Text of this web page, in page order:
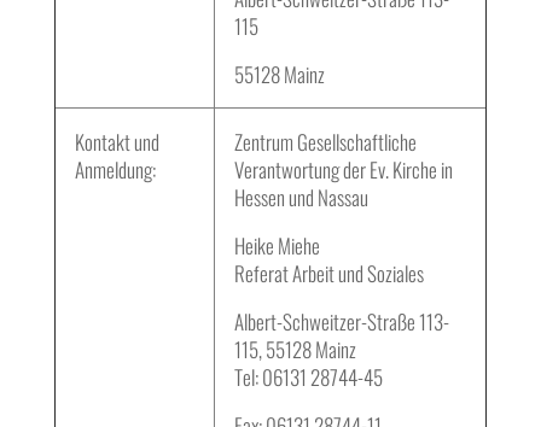
115
55128 Mainz
Kontakt und
Anmeldung:
Zentrum Gesellschaftliche
Verantwortung der Ev. Kirche in
Hessen und Nassau
Heike Miehe
Referat Arbeit und Soziales
Albert-Schweitzer-Straße 113-
115, 55128 Mainz
Tel: 06131 28744-45